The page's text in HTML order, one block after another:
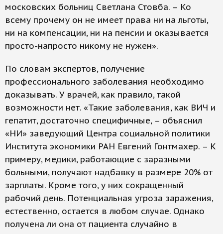
московских больниц Светлана Стовба. – Ко
всему прочему он не имеет права ни на льготы,
ни на компенсации, ни на пенсии и оказывается
просто-напросто никому не нужен».
По словам экспертов, получение
профессионального заболевания необходимо
доказывать. У врачей, как правило, такой
возможности нет. «Такие заболевания, как ВИЧ и
гепатит, достаточно специфичные, – объяснил
«НИ» заведующий Центра социальной политики
Института экономики РАН Евгений Гонтмахер. – К
примеру, медики, работающие с заразными
больными, получают надбавку в размере 20% от
зарплаты. Кроме того, у них сокращенный
рабочий день. Потенциальная угроза заражения,
естественно, остается в любом случае. Однако
получена ли она от пациента случайно в